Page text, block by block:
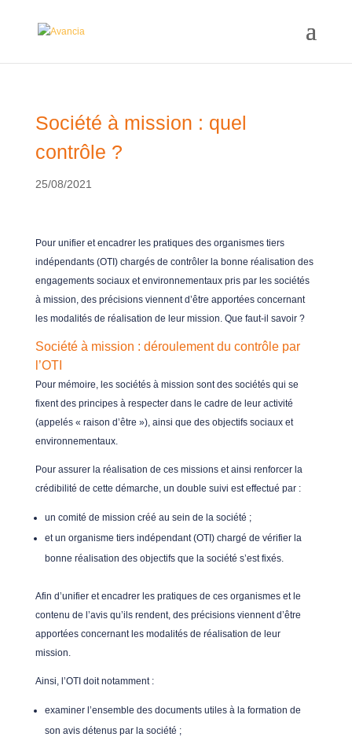
Société à mission : quel
contrôle ?
25/08/2021
Pour unifier et encadrer les pratiques des organismes tiers
indépendants (OTI) chargés de contrôler la bonne réalisation des
engagements sociaux et environnementaux pris par les sociétés
à mission, des précisions viennent d’être apportées concernant
les modalités de réalisation de leur mission. Que faut-il savoir ?
Société à mission : déroulement du contrôle par
l’OTI
Pour mémoire, les sociétés à mission sont des sociétés qui se
fixent des principes à respecter dans le cadre de leur activité
(appelés « raison d’être »), ainsi que des objectifs sociaux et
environnementaux.
Pour assurer la réalisation de ces missions et ainsi renforcer la
crédibilité de cette démarche, un double suivi est effectué par :
un comité de mission créé au sein de la société ;
et un organisme tiers indépendant (OTI) chargé de vérifier la
bonne réalisation des objectifs que la société s’est fixés.
Afin d’unifier et encadrer les pratiques de ces organismes et le
contenu de l’avis qu’ils rendent, des précisions viennent d’être
apportées concernant les modalités de réalisation de leur
mission.
Ainsi, l’OTI doit notamment :
examiner l’ensemble des documents utiles à la formation de
son avis détenus par la société ;